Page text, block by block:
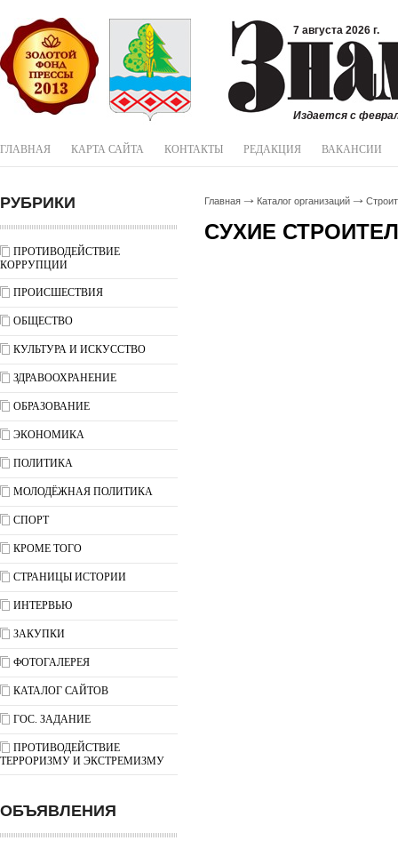
7 августа 2026 г.
Издается с
ГЛАВНАЯ КАРТА САЙТА КОНТАКТЫ РЕДАКЦИЯ ВАКАНСИИ
РУБРИКИ
ПРОТИВОДЕЙСТВИЕ
КОРРУПЦИИ
ПРОИСШЕСТВИЯ
ОБЩЕСТВО
КУЛЬТУРА И ИСКУССТВО
ЗДРАВООХРАНЕНИЕ
ОБРАЗОВАНИЕ
ЭКОНОМИКА
ПОЛИТИКА
МОЛОДЁЖНАЯ ПОЛИТИКА
СПОРТ
КРОМЕ ТОГО
СТРАНИЦЫ ИСТОРИИ
ИНТЕРВЬЮ
ЗАКУПКИ
ФОТОГАЛЕРЕЯ
КАТАЛОГ САЙТОВ
ГОС. ЗАДАНИЕ
ПРОТИВОДЕЙСТВИЕ
ТЕРРОРИЗМУ И ЭКСТРЕМИЗМУ
ОБЪЯВЛЕНИЯ
Главная Каталог организаций
СУХИЕ